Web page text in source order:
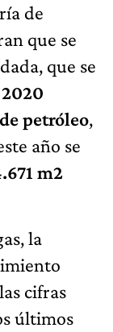
de
que se
que se
petróleo,
año se
m2
la
cifras
últimos